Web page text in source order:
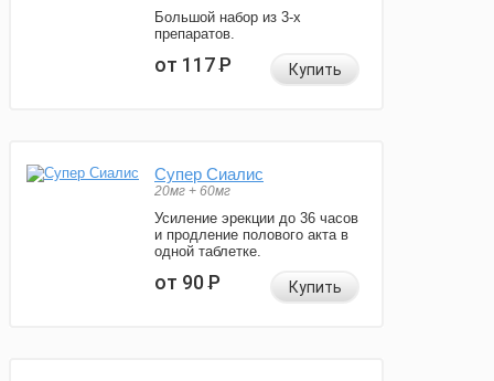
Большой набор из 3-х
препаратов.
от 117Р Купить
Супер Сиалис
20мг + 60мг
Усиление эрекции до 36 часов
и продление полового акта в
одной таблетке.
от 90Р Купить